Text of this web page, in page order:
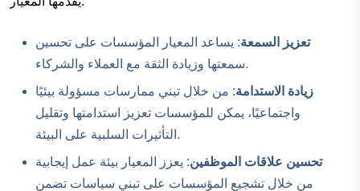
تعزيز السمعة: يساعد المعيار المؤسسات على تحسين
سمعتها وزيادة الثقة مع العملاء والشركاء.
زيادة الاستدامة: من خلال تبني ممارسات مسؤولة بيئيًا
واجتماعيًا، يمكن للمؤسسات تعزيز استدامتها وتقليل
التأثيرات السلبية على البيئة.
تحسين علاقات الموظفين: يعزز المعيار بيئة عمل إيجابية
من خلال تشجيع المؤسسات على تبني سياسات تضمن